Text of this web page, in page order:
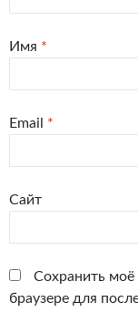
Имя *
Email *
Сайт
Сохранить моё
браузере для